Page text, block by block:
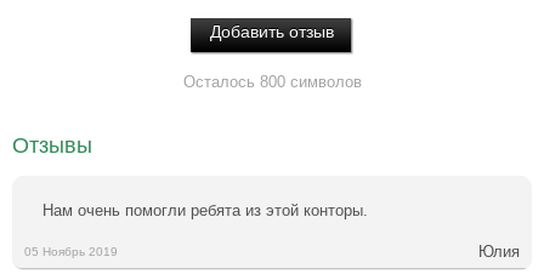
Осталось 800 символов
Отзывы
Нам очень помогли ребята из этой конторы.
05 Ноябрь 2019 Юлия